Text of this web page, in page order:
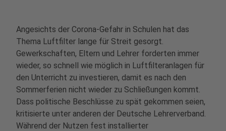
Angesichts der Corona-Gefahr in Schulen hat das
Thema Luftfilter lange für Streit gesorgt.
Gewerkschaften, Eltern und Lehrer forderten immer
wieder, so schnell wie möglich in Luftfilteranlagen für
den Unterricht zu investieren, damit es nach den
Sommerferien nicht wieder zu Schließungen kommt.
Dass politische Beschlüsse zu spät gekommen seien,
kritisierte unter anderen der Deutsche Lehrerverband.
Während der Nutzen fest installierter